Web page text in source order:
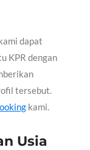
dapat
KPR dengan
tersebut.
kami.
Usia